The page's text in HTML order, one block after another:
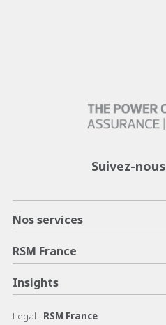
Suivez-nous
Nos services
RSM France
Insights
Legal - RSM France